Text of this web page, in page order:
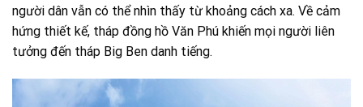
người dân vẫn có thể nhìn thấy từ khoảng cách xa. Về cảm
hứng thiết kế, tháp đồng hồ Văn Phú khiến mọi người liên
tưởng đến tháp Big Ben danh tiếng.